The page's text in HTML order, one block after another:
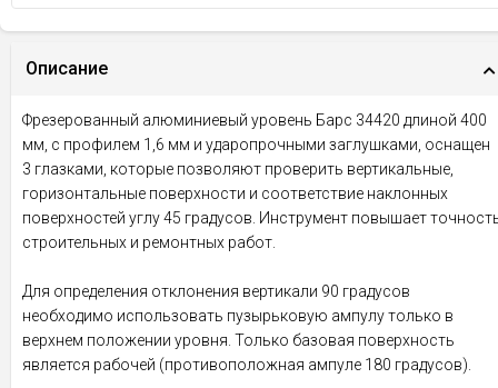
Описание
Фрезерованный алюминиевый уровень Барс 34420 длиной 400
мм, с профилем 1,6 мм и ударопрочными заглушками, оснащен
3 глазками, которые позволяют проверить вертикальные,
горизонтальные поверхности и соответствие наклонных
поверхностей углу 45 градусов. Инструмент повышает
строительных и ремонтных работ.
Для определения отклонения вертикали 90 градусов
необходимо использовать пузырьковую ампулу только в
верхнем положении уровня. Только базовая поверхность
является рабочей (противоположная ампуле 180 градусов).